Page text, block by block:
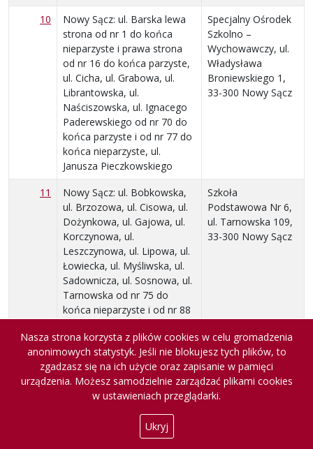
10
Nowy Sącz: ul. Barska lewa
strona od nr 1 do końca
nieparzyste i prawa strona
od nr 16 do końca parzyste,
ul. Cicha, ul. Grabowa, ul.
Librantowska, ul.
Naściszowska, ul. Ignacego
Paderewskiego od nr 70 do
końca parzyste i od nr 77 do
końca nieparzyste, ul.
Janusza Pieczkowskiego
Specjalny Ośrodek
Szkolno –
Wychowawczy, ul.
Władysława
Broniewskiego 1,
33-300 Nowy Sącz
11
Nowy Sącz: ul. Bobkowska,
ul. Brzozowa, ul. Cisowa, ul.
Dożynkowa, ul. Gajowa, ul.
Korczynowa, ul.
Leszczynowa, ul. Lipowa, ul.
Łowiecka, ul. Myśliwska, ul.
Sadownicza, ul. Sosnowa, ul.
Tarnowska od nr 75 do
końca nieparzyste i od nr 88
Wielopolanka, ul. Wiklinowa,
ul. Wiśniowa, ul. Zabełecka,
ul. Zdrojowa od nr 125 do
końca nieparzyste i od nr
116 do końca parzyste
Szkoła
Podstawowa Nr 6,
ul. Tarnowska 109,
33-300 Nowy Sącz
Szpital Specjalistyczny im. J.
Śniadeckiego przy ul.
Nasza strona korzysta z plików cookies w celu gromadzenia
anonimowych statystyk. Jeśli nie blokujesz tych plików, to
zgadzasz się na ich użycie oraz zapisanie w pamięci
urządzenia. Możesz samodzielnie zarządzać plikami cookies
w ustawieniach przeglądarki.
Ukryj